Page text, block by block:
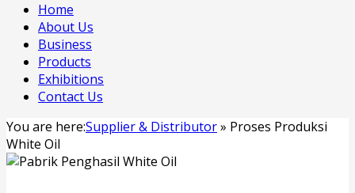
Home
About Us
Business
Products
Exhibitions
Contact Us
You are here:Supplier & Distributor» Proses Produksi
White Oil